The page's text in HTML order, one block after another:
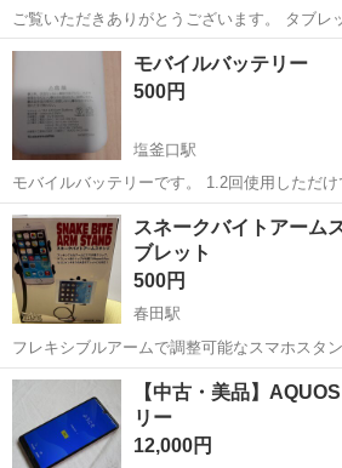
ご覧いただきありがとうございます。 タブレット（フィルム付）、タ
ブレットカバー、タッチペン（カラフルに光
ホン、充電器、コントローラー、たんていレンズ
つ汚れ等なく非常に綺麗な状態で...
愛知 小牧市 その他
モバイルバッテリー
500円
塩釜口駅
モバイルバッテリーです。 1.2回使用しただ
思います。
愛知 名古屋市 塩釜口駅 その他
スネークバイトアー
ブレット
500円
春田駅
フレキシブルアームで調整可能なスマホスタ
インチタブレットに対応。 - 商品名: SNAKE BITE ARM STAND - 素
材: ABS - 特徴: フレキシブルアームで調整可
愛知 名古屋市 春田駅 その他
【中古・美品】
リー
12,000円